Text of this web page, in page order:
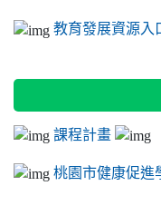
教育發展資源入
課程計畫
桃園市健康促進